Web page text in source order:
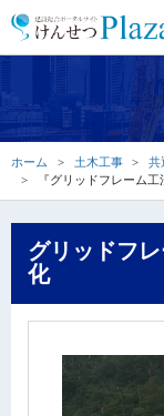
ホーム 土木工事 共
『グリッドフレーム
グリッドフ
化